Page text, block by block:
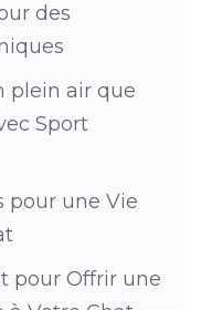
des
plein air que
Sport
pour une Vie
pour Offrir une